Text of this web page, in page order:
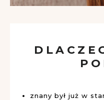
znany był już w